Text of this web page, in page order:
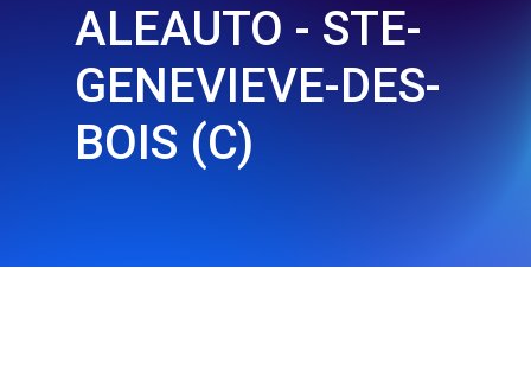
ALEAUTO - STE-
GENEVIEVE-DES-
BOIS (C)